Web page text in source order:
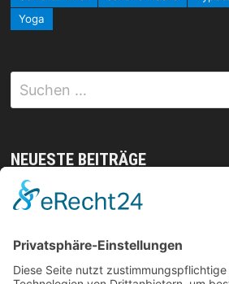
Yoga
Suchen
nach:
NEUESTE BEITRÄGE
Mit gezielten Übungen zur
Sprachaufgaben mühelos
Vom Kern zur Ernte: So legst